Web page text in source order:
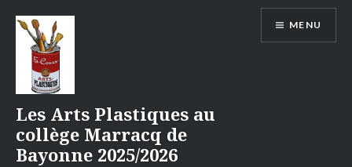
contenu
Les Arts Plastiques au
collège Marracq de
Bayonne 2025/2026
MENU